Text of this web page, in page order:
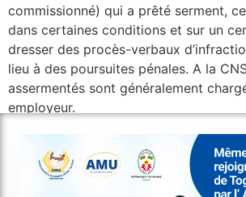
commissionné) qui a prêté serment,
dans certaines conditions et sur un
dresser des procès-verbaux
lieu à des poursuites pénales. A la
assermentés sont généralement
employeur.